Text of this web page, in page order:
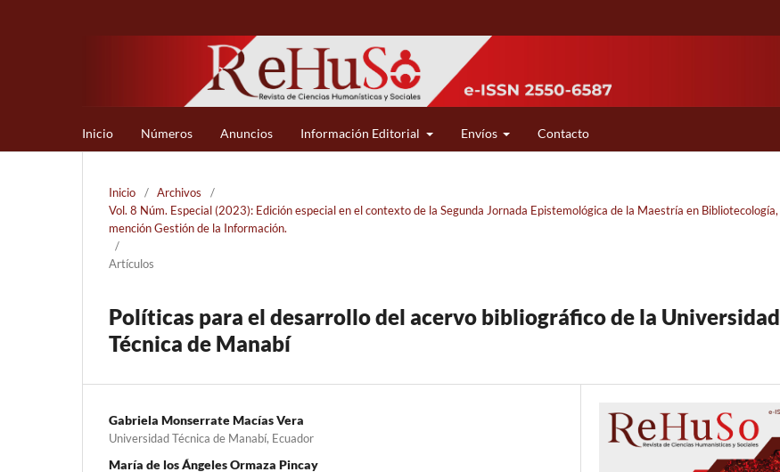
Inicio Números Anuncios Información Editorial Envíos Contacto
Inicio / Archivos
/
Vol. 8 Núm. Especial (2023): Edición especial en el contexto de la Segunda Jornada Epistemológica de la Maestría en Bibliotecología,
mención Gestión de la Información.
/
Artículos
Políticas para el desarrollo del acervo bibliográfico de la Universidad
Técnica de Manabí
Gabriela Monserrate Macías Vera
Universidad Técnica de Manabí, Ecuador
María de los Ángeles Ormaza Pincay